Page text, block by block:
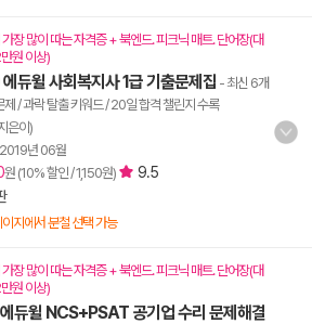
장 많이 따는 자격증 + 북엔드. 피크닉 매트. 단어장(대
원 이상)
듀윌 사회복지사 1급 기출문제집 - 최신 6개
제 / 과락 탈출 키워드 / 20일 합격 챌린지 수록
은이)
2019년 06월
원 (10% 할인 / 1,150원)
9.5
지에서 분철 선택 가능
장 많이 따는 자격증 + 북엔드. 피크닉 매트. 단어장(대
원 이상)
듀윌 NCS+PSAT 공기업 수리 문제해결